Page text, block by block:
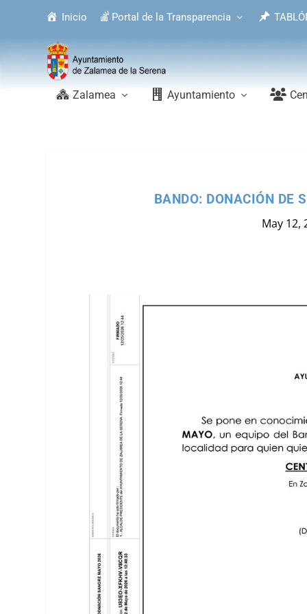
Inicio Portal de la Transparencia
Zalamea Ayuntamiento
BANDO: DONACIÓN DE
May 12,